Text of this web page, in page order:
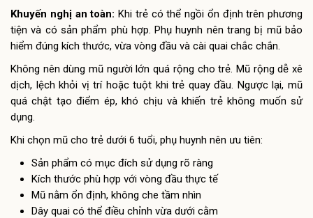
Khuyến nghị an toàn: Khi trẻ có thể ngồi ổn định trên phương
tiện và có sản phẩm phù hợp. Phụ huynh nên trang bị mũ bảo
hiểm đúng kích thước, vừa vòng đầu và cài quai chắc chắn.
Không nên dùng mũ người lớn quá rộng cho trẻ. Mũ rộng dễ xê
dịch, lệch khỏi vị trí hoặc tuột khi trẻ quay đầu. Ngược lại, mũ
quá chật tạo điểm ép, khó chịu và khiến trẻ không muốn sử
dụng.
Khi chọn mũ cho trẻ dưới 6 tuổi, phụ huynh nên ưu tiên:
Sản phẩm có mục đích sử dụng rõ ràng
Kích thước phù hợp với vòng đầu thực tế
Mũ nằm ổn định, không che tầm nhìn
Dây quai có thể điều chỉnh vừa dưới cằm